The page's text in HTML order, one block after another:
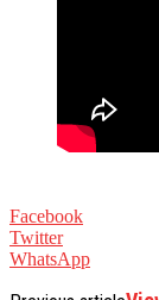
Facebook
Twitter
WhatsApp